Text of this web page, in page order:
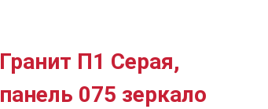
Гранит П1 Серая,
панель 075 зеркало